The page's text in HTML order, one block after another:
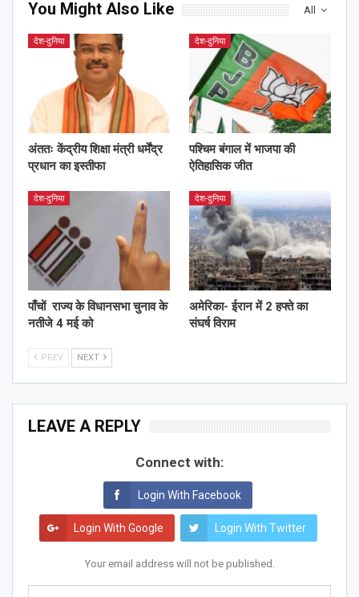
All
You Might Also Like
देश-दुनिया
अंततः केंद्रीय शिक्षा मंत्री धर्मेंद्र
प्रधान का इस्तीफा
देश-दुनिया
पश्चिम बंगाल में भाजपा की
ऐतिहासिक जीत
देश-दुनिया
पाँचों राज्य के विधानसभा चुनाव के
नतीजे 4 मई को
देश-दुनिया
अमेरिका- ईरान में 2 हफ्ते का
संघर्ष विराम
PREV NEXT
LEAVE A REPLY
Connect with:
Login With Facebook
Login With Google Login With Twitter
Your email address will not be published.